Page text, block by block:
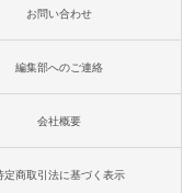
お問い合わせ
編集部へのご連絡
会社概要
定商取引法に基づく表示